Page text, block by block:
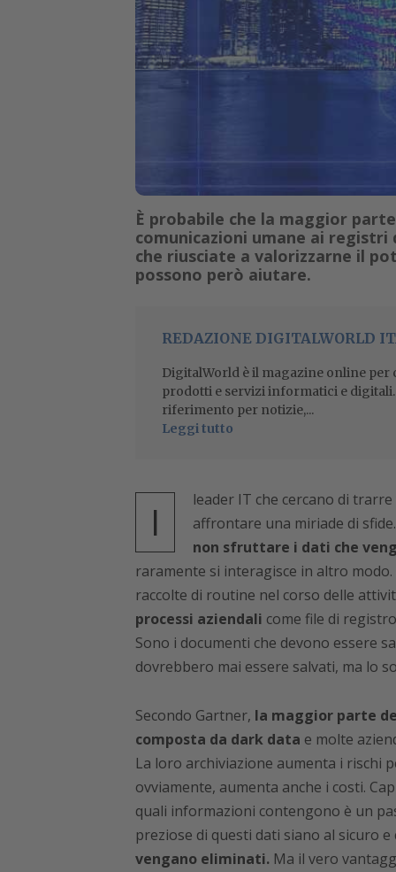
È probabile che la maggior
comunicazioni umane ai registri
che riusciate a valorizzarne il
possono però aiutare.
REDAZIONE DIGITALWORLD
DigitalWorld è il magazine online per
prodotti e servizi informatici e
riferimento per notizie,...
Leggi tutto
I
leader IT che cercano di
affrontare una miriade di
non sfruttare i dati che
raramente si interagisce in altro
raccolte di routine nel corso delle
processi aziendali come file di
Sono i documenti che devono essere
dovrebbero mai essere salvati, ma lo
Secondo Gartner, la maggior parte
composta da dark data e molte
La loro archiviazione aumenta i rischi
ovviamente, aumenta anche i costi.
quali informazioni contengono è un
preziose di questi dati siano al sicuro e
vengano eliminati.Ma il vero